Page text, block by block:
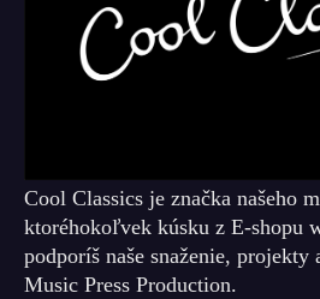
Cool Classics je značka našeho
ktoréhokoľvek kúsku z E-shopu
podporíš naše snaženie, projekty
Music Press Production.